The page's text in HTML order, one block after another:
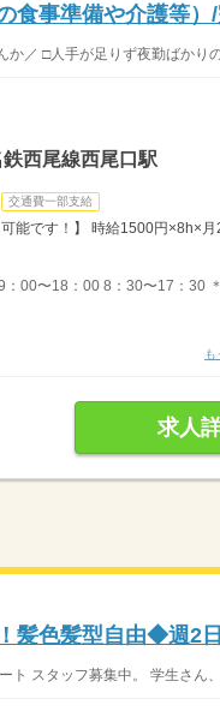
食事準備や介護等
か／ □人手が足りず夜勤ばかり
西尾線西尾口駅
交通費一部支給
能です！】 時給1500円×8h×
00〜18：00 8：30〜17：30
も
求人
髪色髪型自由◆週2
ト スタッフ募集中。 学生さ